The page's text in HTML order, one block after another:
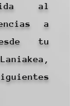
al
a
tu